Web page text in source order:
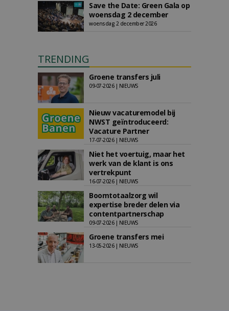
Save the Date: Green Gala op
woensdag 2 december
woensdag 2 december 2026
TRENDING
Groene transfers juli
09-07-2026 | NIEUWS
Nieuw vacaturemodel bij
NWST geïntroduceerd:
Vacature Partner
17-07-2026 | NIEUWS
Niet het voertuig, maar het
werk van de klant is ons
vertrekpunt
16-07-2026 | NIEUWS
Boomtotaalzorg wil
expertise breder delen via
contentpartnerschap
09-07-2026 | NIEUWS
Groene transfers mei
13-05-2026 | NIEUWS